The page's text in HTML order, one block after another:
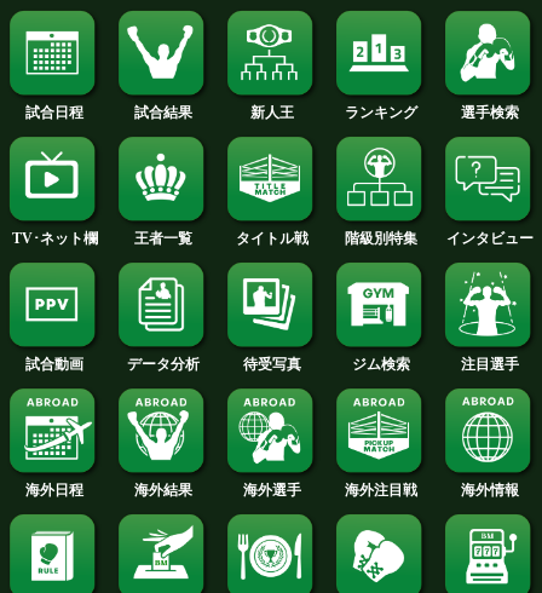
試合速報・勝ち予想結果へ
畑中vsジェイ特集ページへ
WBCユース・フライ級王座戦勝ち
試合日程 試合結果 新人王 ランキング